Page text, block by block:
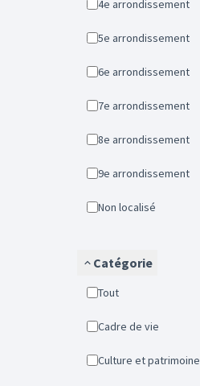
4e arrondissement
5e arrondissement
6e arrondissement
7e arrondissement
8e arrondissement
9e arrondissement
Non localisé
Catégorie
Tout
Cadre de vie
Culture et patrimoine